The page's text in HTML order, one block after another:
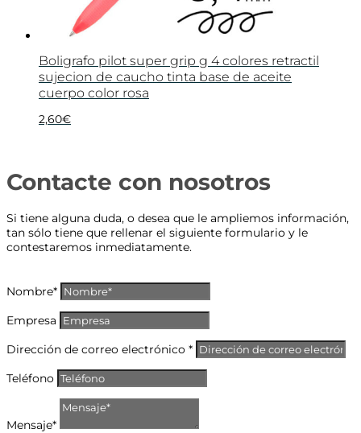
Boligrafo pilot super grip g 4 colores retractil
sujecion de caucho tinta base de aceite
cuerpo color rosa
2,60€
Contacte con nosotros
Si tiene alguna duda, o desea que le ampliemos información,
tan sólo tiene que rellenar el siguiente formulario y le
contestaremos inmediatamente.
Nombre*
Empresa
Dirección de correo electrónico *
Teléfono
Mensaje*